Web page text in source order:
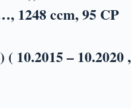
1248 ccm, 95 CP
10.2015 – 10.2020 ,